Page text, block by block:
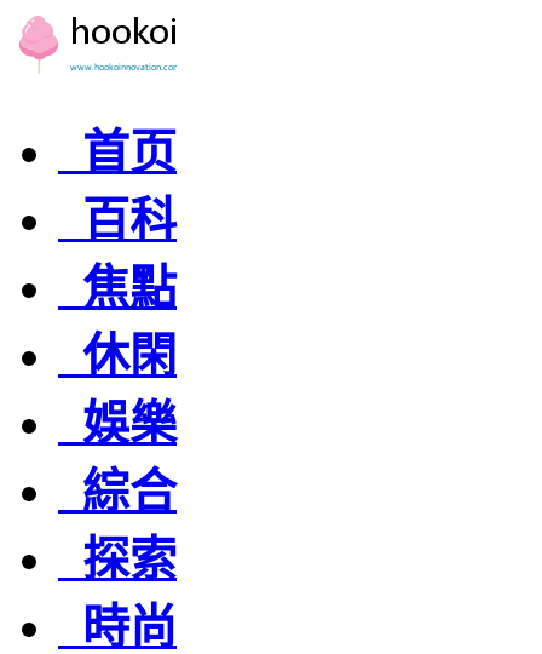
首页
百科
焦點
休閑
娛樂
綜合
探索
時尚